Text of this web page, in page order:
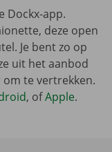
Dockx-app.
deze open
Je bent zo op
uit het aanbod
te vertrekken.
, ofApple.